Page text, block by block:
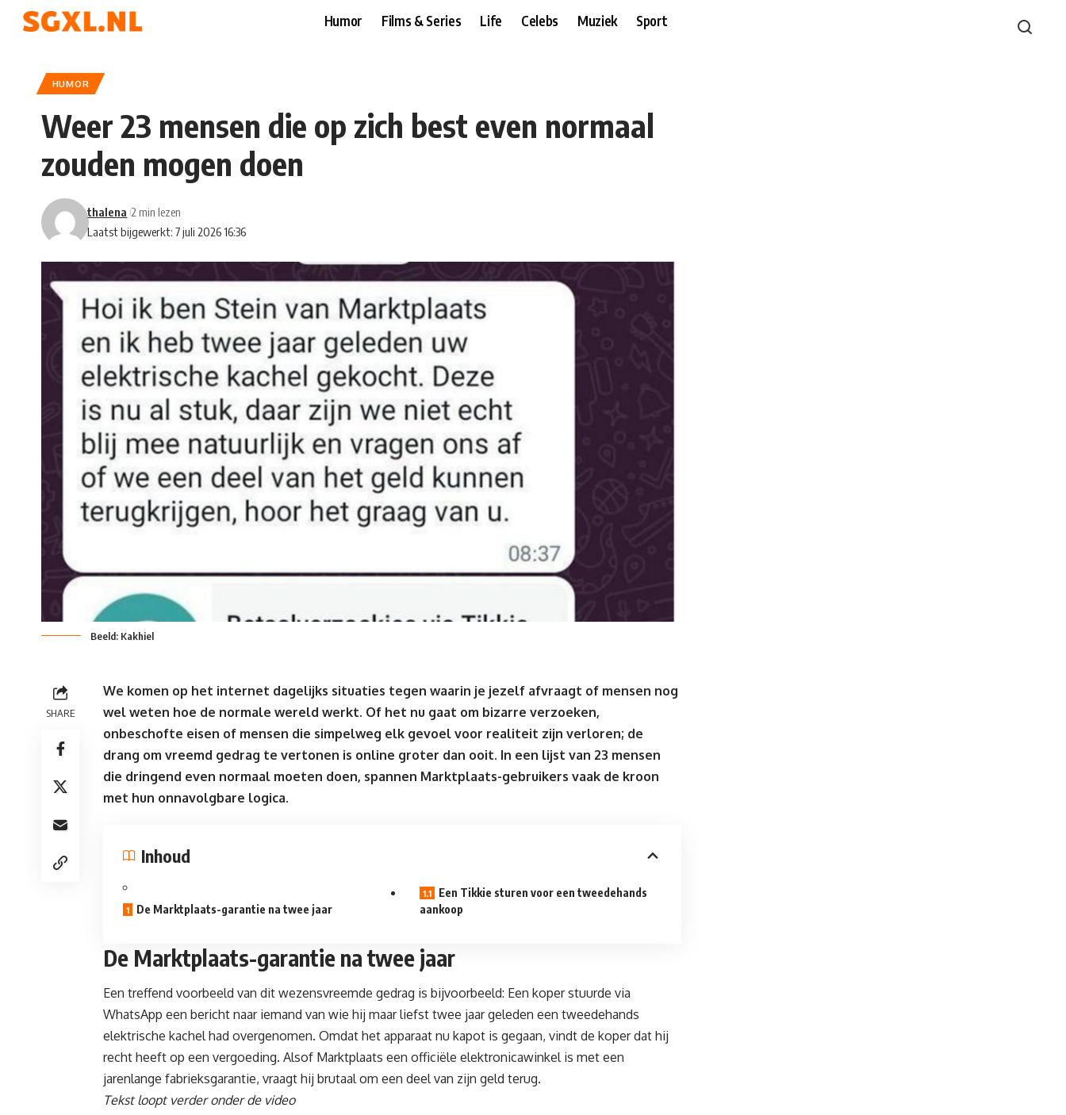
Humor Films & Series Life Celebs Muziek Sport
HUMOR
Weer 23 mensen die op zich best even normaal
zouden mogen doen
Laatst bijgewerkt: 7 juli 2026 16:36
thalena 2 min lezen
Beeld: Kakhiel
SHARE
We komen op het internet dagelijks situaties tegen waarin je jezelf afvraagt of mensen nog
wel weten hoe de normale wereld werkt. Of het nu gaat om bizarre verzoeken,
onbeschofte eisen of mensen die simpelweg elk gevoel voor realiteit zijn verloren; de
drang om vreemd gedrag te vertonen is online groter dan ooit. In een lijst van 23 mensen
die dringend even normaal moeten doen, spannen Marktplaats-gebruikers vaak de kroon
met hun onnavolgbare logica.
Inhoud
De Marktplaats-garantie na twee jaar
Een Tikkie sturen voor een tweedehands
aankoop
De Marktplaats-garantie na twee jaar
Een treffend voorbeeld van dit wezensvreemde gedrag is bijvoorbeeld: Een koper stuurde via
WhatsApp een bericht naar iemand van wie hij maar liefst twee jaar geleden een tweedehands
elektrische kachel had overgenomen. Omdat het apparaat nu kapot is gegaan, vindt de koper dat hij
recht heeft op een vergoeding. Alsof Marktplaats een officiële elektronicawinkel is met een
jarenlange fabrieksgarantie, vraagt hij brutaal om een deel van zijn geld terug.
Tekst loopt verder onder de video